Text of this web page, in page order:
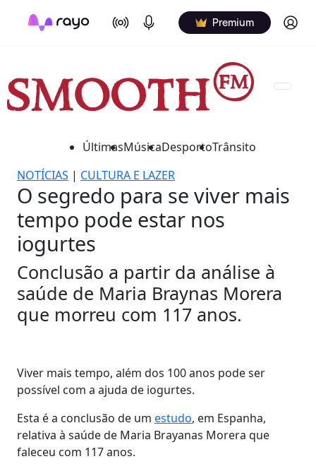
On Air Podcasts Premium Log in
ÚltimasMúsicaDesportoTrânsito
NOTÍCIAS | CULTURA E LAZER
O segredo para se viver mais
tempo pode estar nos
iogurtes
Conclusão a partir da análise à
saúde de Maria Braynas Morera
que morreu com 117 anos.
Viver mais tempo, além dos 100 anos pode ser
possível com a ajuda de iogurtes.
Esta é a conclusão de um estudo, em Espanha,
relativa à saúde de Maria Brayanas Morera que
faleceu com 117 anos.